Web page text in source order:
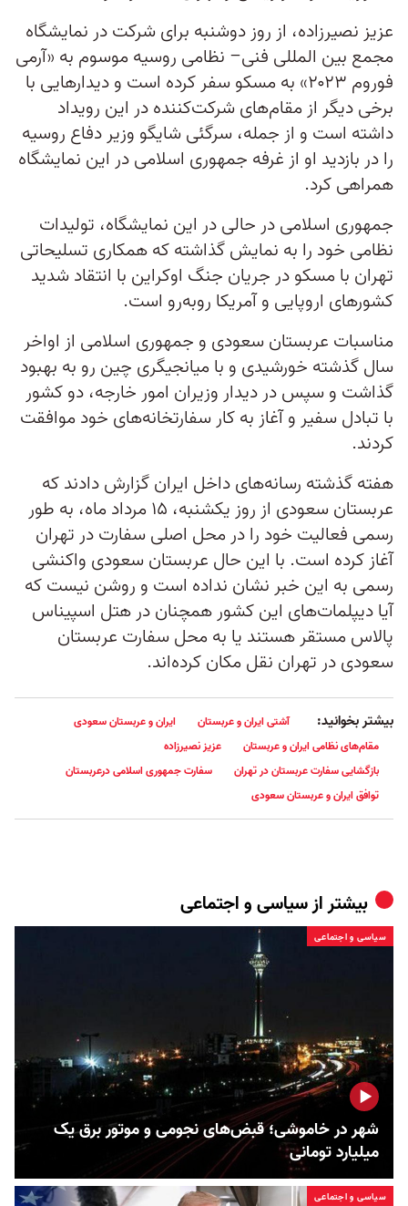
عزیز نصیرزاده، از روز دوشنبه برای شرکت در نمایشگاه
مجمع بین المللی فنی– نظامی روسیه موسوم به «آرمی
فوروم ۲۰۲۳» به مسکو سفر کرده است و دیدارهایی با
برخی دیگر از مقام‌های شرکت‌کننده در این رویداد
داشته است و از جمله، سرگئی شایگو وزیر دفاع روسیه
را در بازدید او از غرفه جمهوری اسلامی در این نمایشگاه
همراهی کرد.
جمهوری اسلامی در حالی در این نمایشگاه، تولیدات
نظامی خود را به نمایش گذاشته که همکاری تسلیحاتی
تهران با مسکو در جریان جنگ اوکراین با انتقاد شدید
کشورهای اروپایی و آمریکا روبه‌رو است.
مناسبات عربستان سعودی و جمهوری اسلامی از اواخر
سال گذشته خورشیدی و با میانجیگری چین رو به بهبود
گذاشت و سپس در دیدار وزیران امور خارجه، دو کشور
با تبادل سفیر و آغاز به کار سفارتخانه‌های خود موافقت
کردند.
هفته گذشته رسانه‌های داخل ایران گزارش دادند که
عربستان سعودی از روز یکشنبه، ۱۵ مرداد ماه، به طور
رسمی فعالیت خود را در محل اصلی سفارت در تهران
آغاز کرده است. با این حال عربستان سعودی واکنشی
رسمی به این خبر نشان نداده است و روشن نیست که
آیا دیپلمات‌های این کشور همچنان در هتل اسپیناس
پالاس مستقر هستند یا به محل سفارت عربستان
سعودی در تهران نقل مکان کرده‌اند.
بیشتر بخوانید: آشتی ایران و عربستان
ایران و عربستان سعودی
مقام‌های نظامی ایران و عربستان
عزیز نصیرزاده
بازگشایی سفارت عربستان در تهران
سفارت جمهوری اسلامی درعربستان
توافق ایران و عربستان سعودی
بیشتر ازسیاسی و اجتماعی
سیاسی و اجتماعی
شهر در خاموشی؛ قبض‌های نجومی و موتور برق یک
میلیارد تومانی
سیاسی و اجتماعی